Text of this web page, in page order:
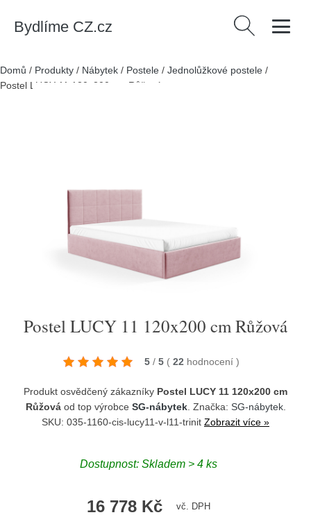
Bydlíme CZ.cz Vyhledávání
Domů / Produkty / Nábytek / Postele / Jednolůžkové postele /
Postel LUCY 11 120x200 cm Růžová
Postel LUCY 11 120x200 cm Růžová
5 / 5 ( 22 hodnocení )
Produkt osvědčený zákazníky Postel LUCY 11 120x200 cm
Růžováod top výrobce SG-nábytek. Značka: SG-nábytek.
SKU: 035-1160-cis-lucy11-v-l11-trinit Zobrazit více »
Dostupnost: Skladem > 4 ks
16 778 Kč vč. DPH